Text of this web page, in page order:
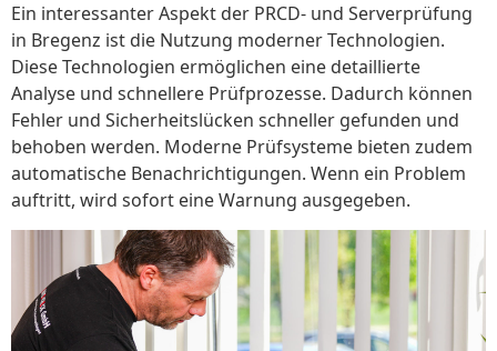
Ein interessanter Aspekt der PRCD- und Serverprüfung
in Bregenz ist die Nutzung moderner Technologien.
Diese Technologien ermöglichen eine detaillierte
Analyse und schnellere Prüfprozesse. Dadurch können
Fehler und Sicherheitslücken schneller gefunden und
behoben werden. Moderne Prüfsysteme bieten zudem
automatische Benachrichtigungen. Wenn ein Problem
auftritt, wird sofort eine Warnung ausgegeben.